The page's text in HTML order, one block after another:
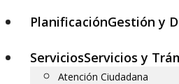
PlanificaciónGestión y
ServiciosServicios y
Atención Ciudadana